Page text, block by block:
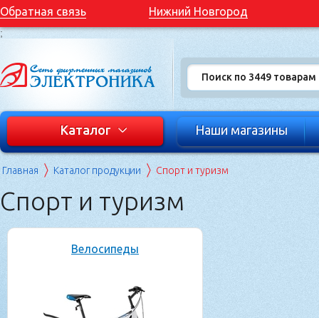
Обратная связь Нижний Новгород
;
Каталог Наши магазины
Главная Каталог продукции Спорт и туризм
Спорт и туризм
Велосипеды